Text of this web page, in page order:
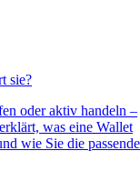
sie?
oder aktiv handeln –
was eine Wallet
wie Sie die passende